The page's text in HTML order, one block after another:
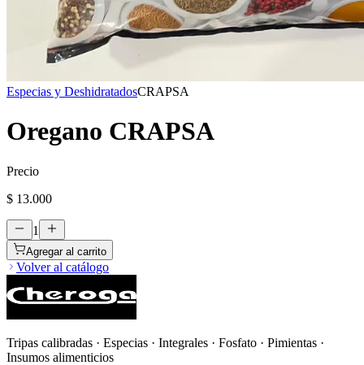
Especias y DeshidratadosCRAPSA
Oregano CRAPSA
Precio
$ 13.000
1
Agregar al carrito
Volver al catálogo
Tripas calibradas · Especias · Integrales · Fosfato · Pimientas ·
Insumos alimenticios